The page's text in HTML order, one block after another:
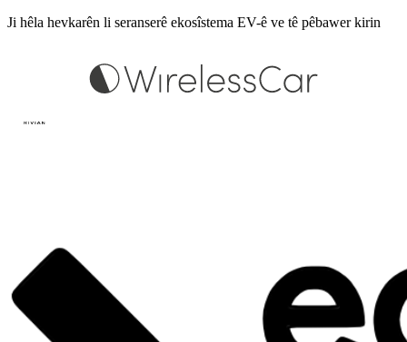
Ji hêla hevkarên li seranserê ekosîstema EV-ê ve tê pêbawer kirin